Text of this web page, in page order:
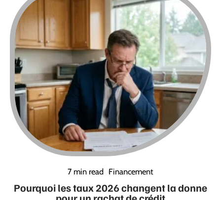
7 min read Financement
Pourquoi les taux 2026 changent la donne